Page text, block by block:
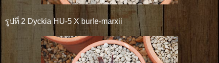
รูปที่ 2 Dyckia HU-5 X burle-marxii